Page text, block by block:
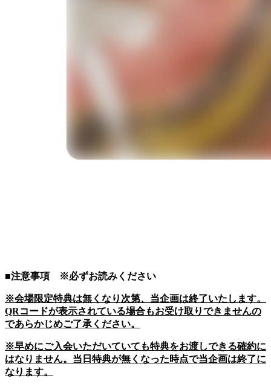
■注意事項 ※必ずお読みください
※会場限定特典は無くなり次第、当企画は終了いたします。
QRコードが表示されている場合もお受け取りできませんの
であらかじめご了承ください。
※早めにご入会いただいていても特典をお渡しできる確約に
はなりません。当日特典が無くなった時点で当企画は終了に
なります。